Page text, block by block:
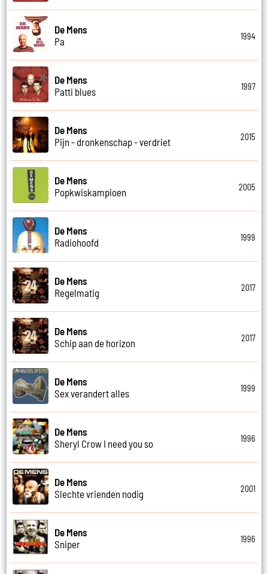
De Mens
Pa
1994
De Mens
Patti blues
1997
De Mens
Pijn - dronkenschap - verdriet
2015
De Mens
Popkwiskampioen
2005
De Mens
Radiohoofd
1999
De Mens
Regelmatig
2017
De Mens
Schip aan de horizon
2017
De Mens
Sex verandert alles
1999
De Mens
Sheryl Crow I need you so
1996
De Mens
Slechte vrienden nodig
2001
De Mens
Sniper
1996